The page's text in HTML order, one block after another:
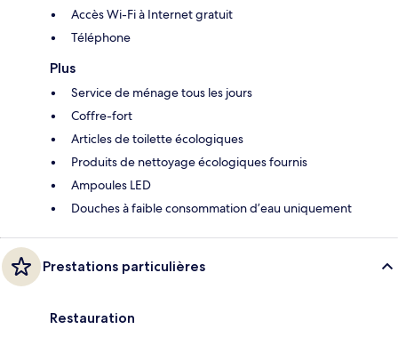
Accès Wi-Fi à Internet gratuit
Téléphone
Plus
Service de ménage tous les jours
Coffre-fort
Articles de toilette écologiques
Produits de nettoyage écologiques fournis
Ampoules LED
Douches à faible consommation d’eau uniquement
Prestations particulières
Restauration